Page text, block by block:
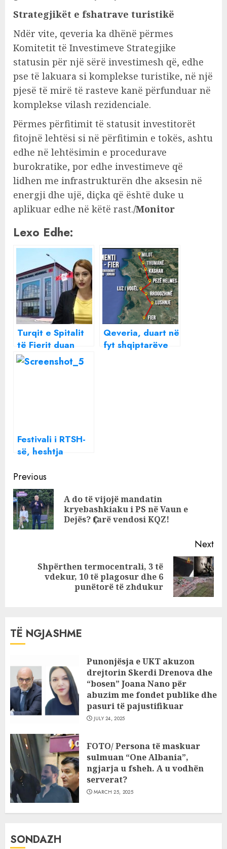
Strategjikët e fshatrave turistikë
Ndër vite, qeveria ka dhënë përmes
Komitetit të Investimeve Strategjike
statusin për një sërë investimesh që, edhe
pse të lakuara si komplekse turistike, në një
pjesë të mirë të rasteve kanë përfunduar në
komplekse vilash rezidenciale.
Përmes përfitimit të statusit investitorët
fitojnë lehtësi si në përfitimin e tokës, ashtu
edhe në lehtësimin e procedurave
burokratike, por edhe investimeve që
lidhen me infrastrukturën dhe aksesin në
energji dhe ujë, diçka që është duke u
aplikuar edhe në këtë rast./Monitor
Lexo Edhe:
Turqit e Spitalit
të Fierit duan
hotele luksoze,
Manastirliu ia
Qeveria, duart në
fyt shqiptarëve
Festivali i RTSH-
së, heshtja
kostot që
mbulohen me
taksat e
shqiptarëve
Continue
Reading
Previous
A do të vijojë mandatin
kryebashkiaku i PS në Vaun e
Dejës? Ҫfarë vendosi KQZ!
Next
Shpërthen termocentrali, 3 të
vdekur, 10 të plagosur dhe 6
punëtorë të zhdukur
TË NGJASHME
Punonjësja e UKT akuzon
drejtorin Skerdi Drenova dhe
“bosen” Joana Nano për
abuzim me fondet publike dhe
pasuri të pajustifikuar
JULY 24, 2025
FOTO/ Persona të maskuar
sulmuan “One Albania”,
ngjarja u fsheh. A u vodhën
serverat?
MARCH 25, 2025
SONDAZH